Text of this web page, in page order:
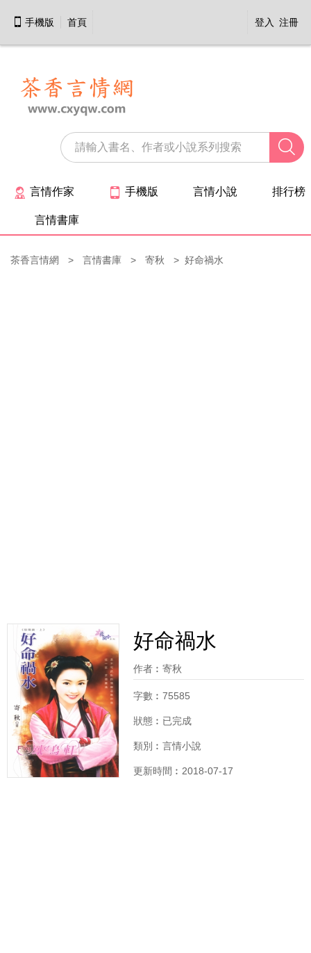
手機版 首頁 登入 注冊

 言情作家  手機版 言情小說 排行榜
言情書庫
茶香言情網 言情書庫 寄秋 好命禍水
好命禍水
作者︰ 寄秋
字數︰75585
狀態︰已完成
類別︰言情小說
更新時間︰2018-07-17